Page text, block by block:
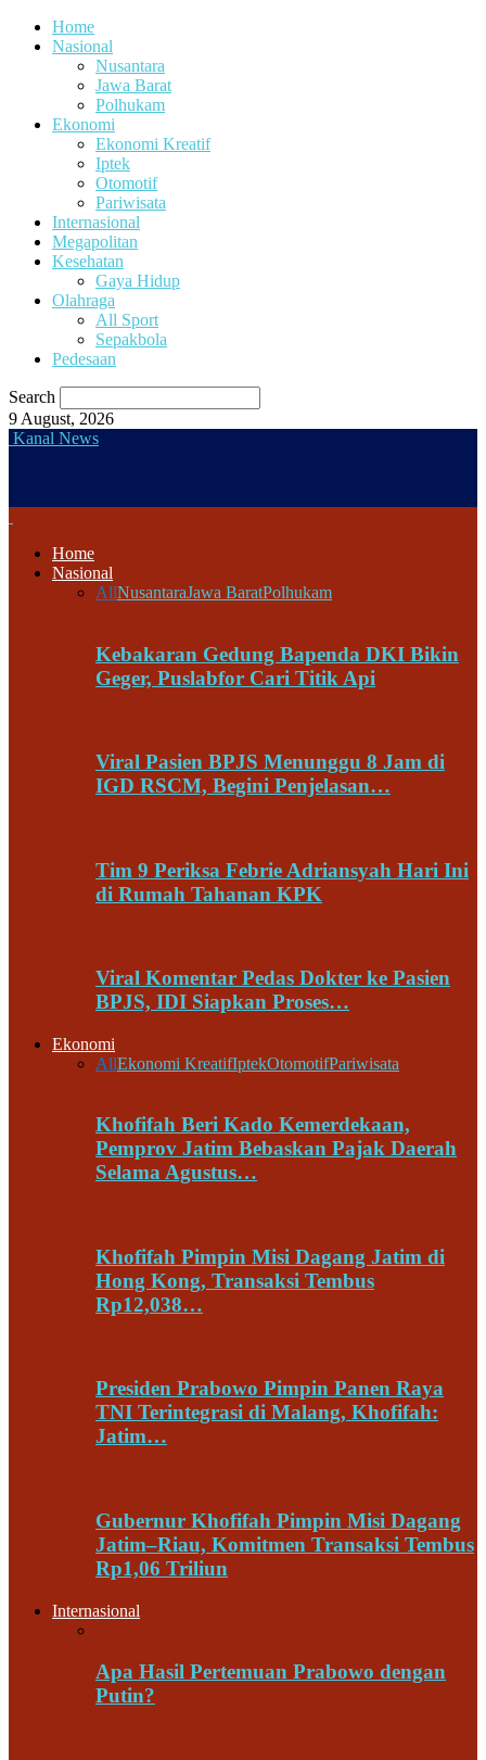
Home
Nasional
Nusantara
Jawa Barat
Polhukam
Ekonomi
Ekonomi Kreatif
Iptek
Otomotif
Pariwisata
Internasional
Megapolitan
Kesehatan
Gaya Hidup
Olahraga
All Sport
Sepakbola
Pedesaan
Search
9 August, 2026
Kanal News
Home
Nasional
AllNusantaraJawa BaratPolhukam
Kebakaran Gedung Bapenda DKI Bikin
Geger, Puslabfor Cari Titik Api
Viral Pasien BPJS Menunggu 8 Jam di
IGD RSCM, Begini Penjelasan…
Tim 9 Periksa Febrie Adriansyah Hari Ini
di Rumah Tahanan KPK
Viral Komentar Pedas Dokter ke Pasien
BPJS, IDI Siapkan Proses…
Ekonomi
AllEkonomi KreatifIptekOtomotifPariwisata
Khofifah Beri Kado Kemerdekaan,
Pemprov Jatim Bebaskan Pajak Daerah
Selama Agustus…
Khofifah Pimpin Misi Dagang Jatim di
Hong Kong, Transaksi Tembus
Rp12,038…
Presiden Prabowo Pimpin Panen Raya
TNI Terintegrasi di Malang, Khofifah:
Jatim…
Gubernur Khofifah Pimpin Misi Dagang
Jatim–Riau, Komitmen Transaksi Tembus
Rp1,06 Triliun
Internasional
Apa Hasil Pertemuan Prabowo dengan
Putin?